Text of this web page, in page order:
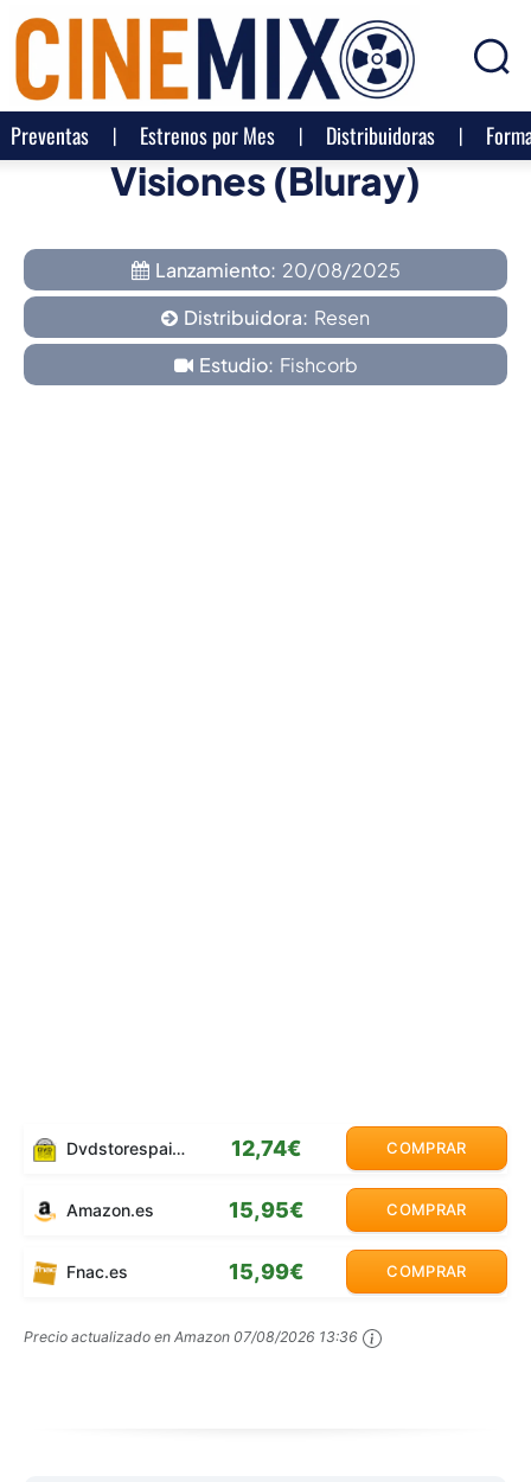
Preventas Estrenos por Mes Distribuidoras
Visiones (Bluray)
Lanzamiento: 20/08/2025
Distribuidora: Resen
Estudio: Fishcorb
Dvdstorespain.es 12,74€ COMPRAR
Amazon.es 15,95€ COMPRAR
Fnac.es 15,99€ COMPRAR
Precio actualizado en Amazon 07/08/2026 13:36